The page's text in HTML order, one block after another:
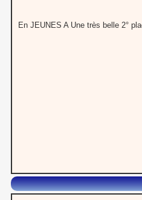
En JEUNES A Une très belle 2°